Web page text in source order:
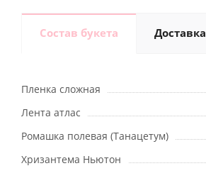
Состав букета Доставка
Пленка сложная
Лента атлас
Ромашка полевая (Танацетум)
Хризантема Ньютон